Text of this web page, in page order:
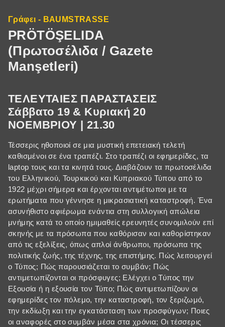
Γράφει - BAUMSTRASSE
PRÖTÖŞELIDA
(Πρωτοσέλιδα / Gazete
Manşetleri)
ΤΕΛΕΥΤΑΙΕΣ ΠΑΡΑΣΤΑΣΕΙΣ
Σάββατο 19 & Κυριακή 20
ΝΟΕΜΒΡΙΟΥ | 21.30
Τέσσερις ηθοποιοί σε μια μυστική επετειακή τελετή
καθισμένοι σε ένα τραπέζι. Στο τραπέζι οι εφημερίδες, τα
laptop τους και τα κινητά τους. Διαβάζουν τα πρωτοσέλιδα
του Ελληνικού, Τουρκικού και Κυπριακού Τύπου από το
1922 μέχρι σήμερα και έρχονται αντιμέτωποι με τα
ερωτήματα που γέννησε η μικρασιατική καταστροφή. Ένα
ασυνήθιστο αφιέρωμα ενάντια στη συλλογική απώλεια
μνήμης κατά το οποίο ημιμαθείς ερευνητές συνομιλούν επί
σκηνής με τα πρόσωπα που καθόρισαν και καθορίστηκαν
από τις εξελίξεις, όπως απλοί άνθρωποι, πρόσωπα της
πολιτικής ζωής, της τέχνης, της επιστήμης. Πώς λειτουργεί
ο Τύπος; Πώς παρουσιάζεται το συμβάν; Πώς
αντιμετωπίζονται οι πρόσφυγες; Ελέγχει ο Τύπος την
Εξουσία ή η εξουσία τον Τύπο; Πώς αντιμετωπίζουν οι
εφημερίδες τον πόλεμο, την καταστροφή, τον ξεριζωμό,
την εκδίωξη και την εγκατάσταση των προσφύγων; Ποιες
οι αναφορές στο συμβάν μέσα στα χρόνια; Oι τέσσερις